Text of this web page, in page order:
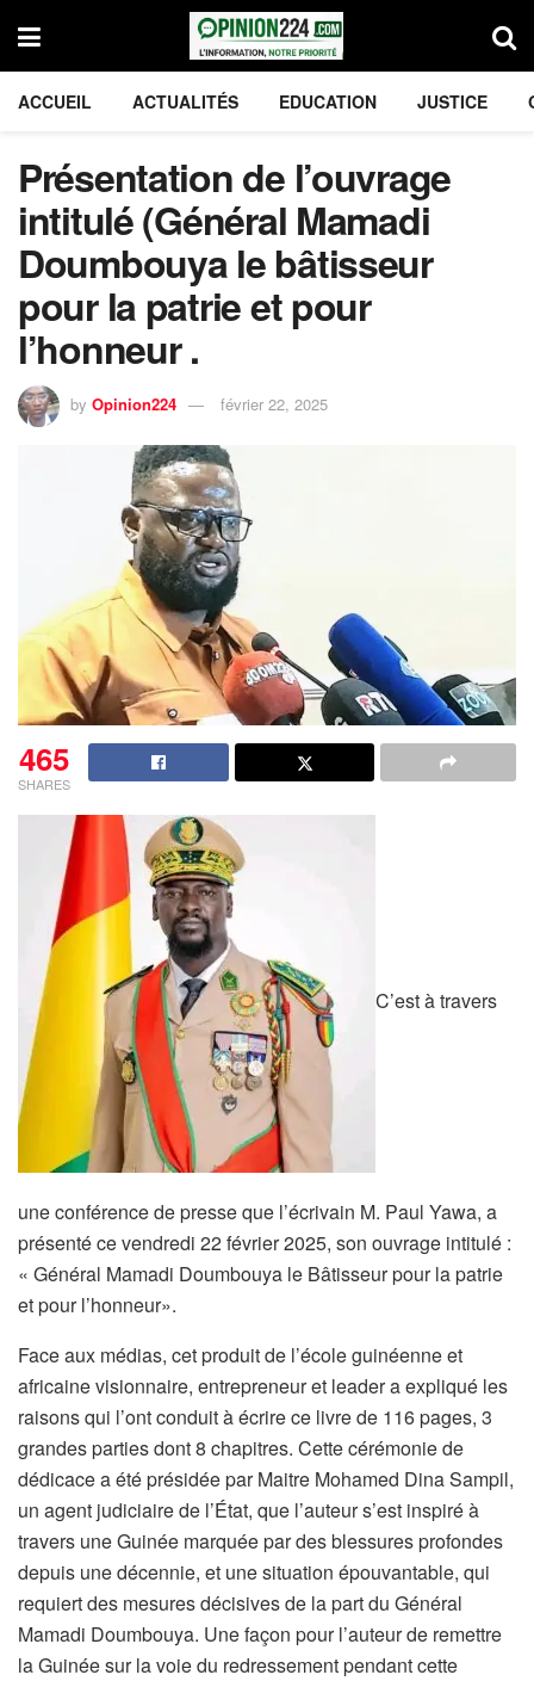
ACCUEIL ACTUALITÉS EDUCATION JUSTICE
Présentation de l’ouvrage
intitulé (Général Mamadi
Doumbouya le bâtisseur
pour la patrie et pour
l’honneur .
by Opinion224 février 22, 2025
465
SHARES
C’est à travers
une conférence de presse que l’écrivain M. Paul Yawa, a
présenté ce vendredi 22 février 2025, son ouvrage intitulé :
« Général Mamadi Doumbouya le Bâtisseur pour la patrie
et pour l’honneur».
Face aux médias, cet produit de l’école guinéenne et
africaine visionnaire, entrepreneur et leader a expliqué les
raisons qui l’ont conduit à écrire ce livre de 116 pages, 3
grandes parties dont 8 chapitres. Cette cérémonie de
dédicace a été présidée par Maitre Mohamed Dina Sampil,
un agent judiciaire de l’État, que l’auteur s’est inspiré à
travers une Guinée marquée par des blessures profondes
depuis une décennie, et une situation épouvantable, qui
requiert des mesures décisives de la part du Général
Mamadi Doumbouya. Une façon pour l’auteur de remettre
la Guinée sur la voie du redressement pendant cette